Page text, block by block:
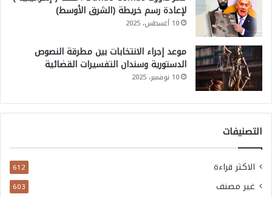
لإعادة رسم خريطة (الشرق الأوسط)
10 أغسطس، 2025
موعد إجراء الانتخابات بين مطرقة النصوص
الدستورية وسندان التفسيرات القضائية
10 نوفمبر، 2025
التصنيفات
الاكثر قراءة 612
غير مصنف 603